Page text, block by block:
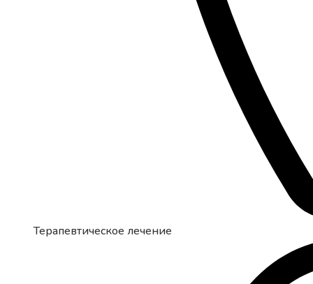
Терапевтическое лечение